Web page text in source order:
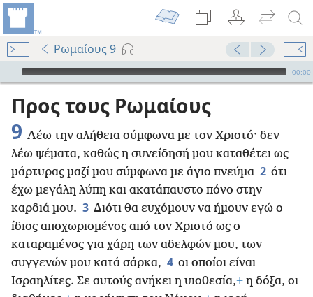
Ρωμαίους 9
Audio Player
00:00
Προς τους Ρωμαίους
9 Λέω την αλήθεια σύμφωνα με τον Χριστό· δεν
λέω ψέματα, καθώς η συνείδησή μου καταθέτει ως
μάρτυρας μαζί μου σύμφωνα με άγιο πνεύμα 2 ότι
έχω μεγάλη λύπη και ακατάπαυστο πόνο στην
καρδιά μου. 3 Διότι θα ευχόμουν να ήμουν εγώ ο
ίδιος αποχωρισμένος από τον Χριστό ως ο
καταραμένος για χάρη των αδελφών μου, των
συγγενών μου κατά σάρκα, 4 οι οποίοι είναι
Ισραηλίτες. Σε αυτούς ανήκει η υιοθεσία,+ η δόξα, οι